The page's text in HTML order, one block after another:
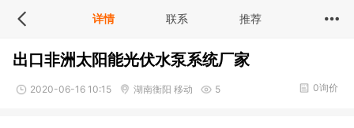
详情 联系 推荐
出口非洲太阳能光伏水泵系统厂家
2020-06-16 10:15 湖南衡阳 移动 5 0询价